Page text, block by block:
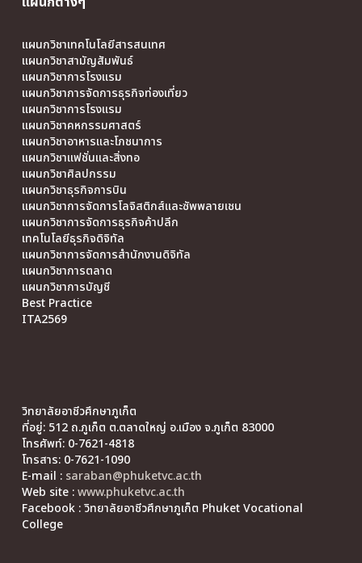
แผนกวิชาเทคโนโลยีสารสนเทศ
แผนกวิชาสามัญสัมพันธ์
แผนกวิชาการโรงแรม
แผนกวิชาการจัดการธุรกิจท่องเที่ยว
แผนกวิชาการโรงแรม
แผนกวิชาคหกรรมศาสตร์
แผนกวิชาอาหารและโภชนาการ
แผนกวิชาแฟชั่นและสิ่งทอ
แผนกวิชาศิลปกรรม
แผนกวิชาธุรกิจการบิน
แผนกวิชาการจัดการโลจิสติกส์และซัพพลายเชน
แผนกวิชาการจัดการธุรกิจค้าปลีก
เทคโนโลยีธุรกิจดิจิทัล
แผนกวิชาการจัดการสำนักงานดิจิทัล
แผนกวิชาการตลาด
แผนกวิชาการบัญชี
Best Practice
ITA2569
วิทยาลัยอาชีวศึกษาภูเก็ต
ที่อยู่: 512 ถ.ภูเก็ต ต.ตลาดใหญ่ อ.เมือง จ.ภูเก็ต 83000
โทรศัพท์: 0-7621-4818
โทรสาร: 0-7621-1090
E-mail : saraban@phuketvc.ac.th
Web site :www.phuketvc.ac.th
Facebook : วิทยาลัยอาชีวศึกษาภูเก็ต Phuket Vocational
College